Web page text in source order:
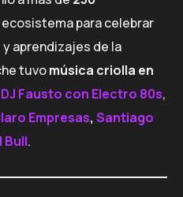
para celebrar
aprendizajes de la
tuvomúsica criolla en
DJ Fausto con Electro 80s,
Empresas, Santiago
Bull.